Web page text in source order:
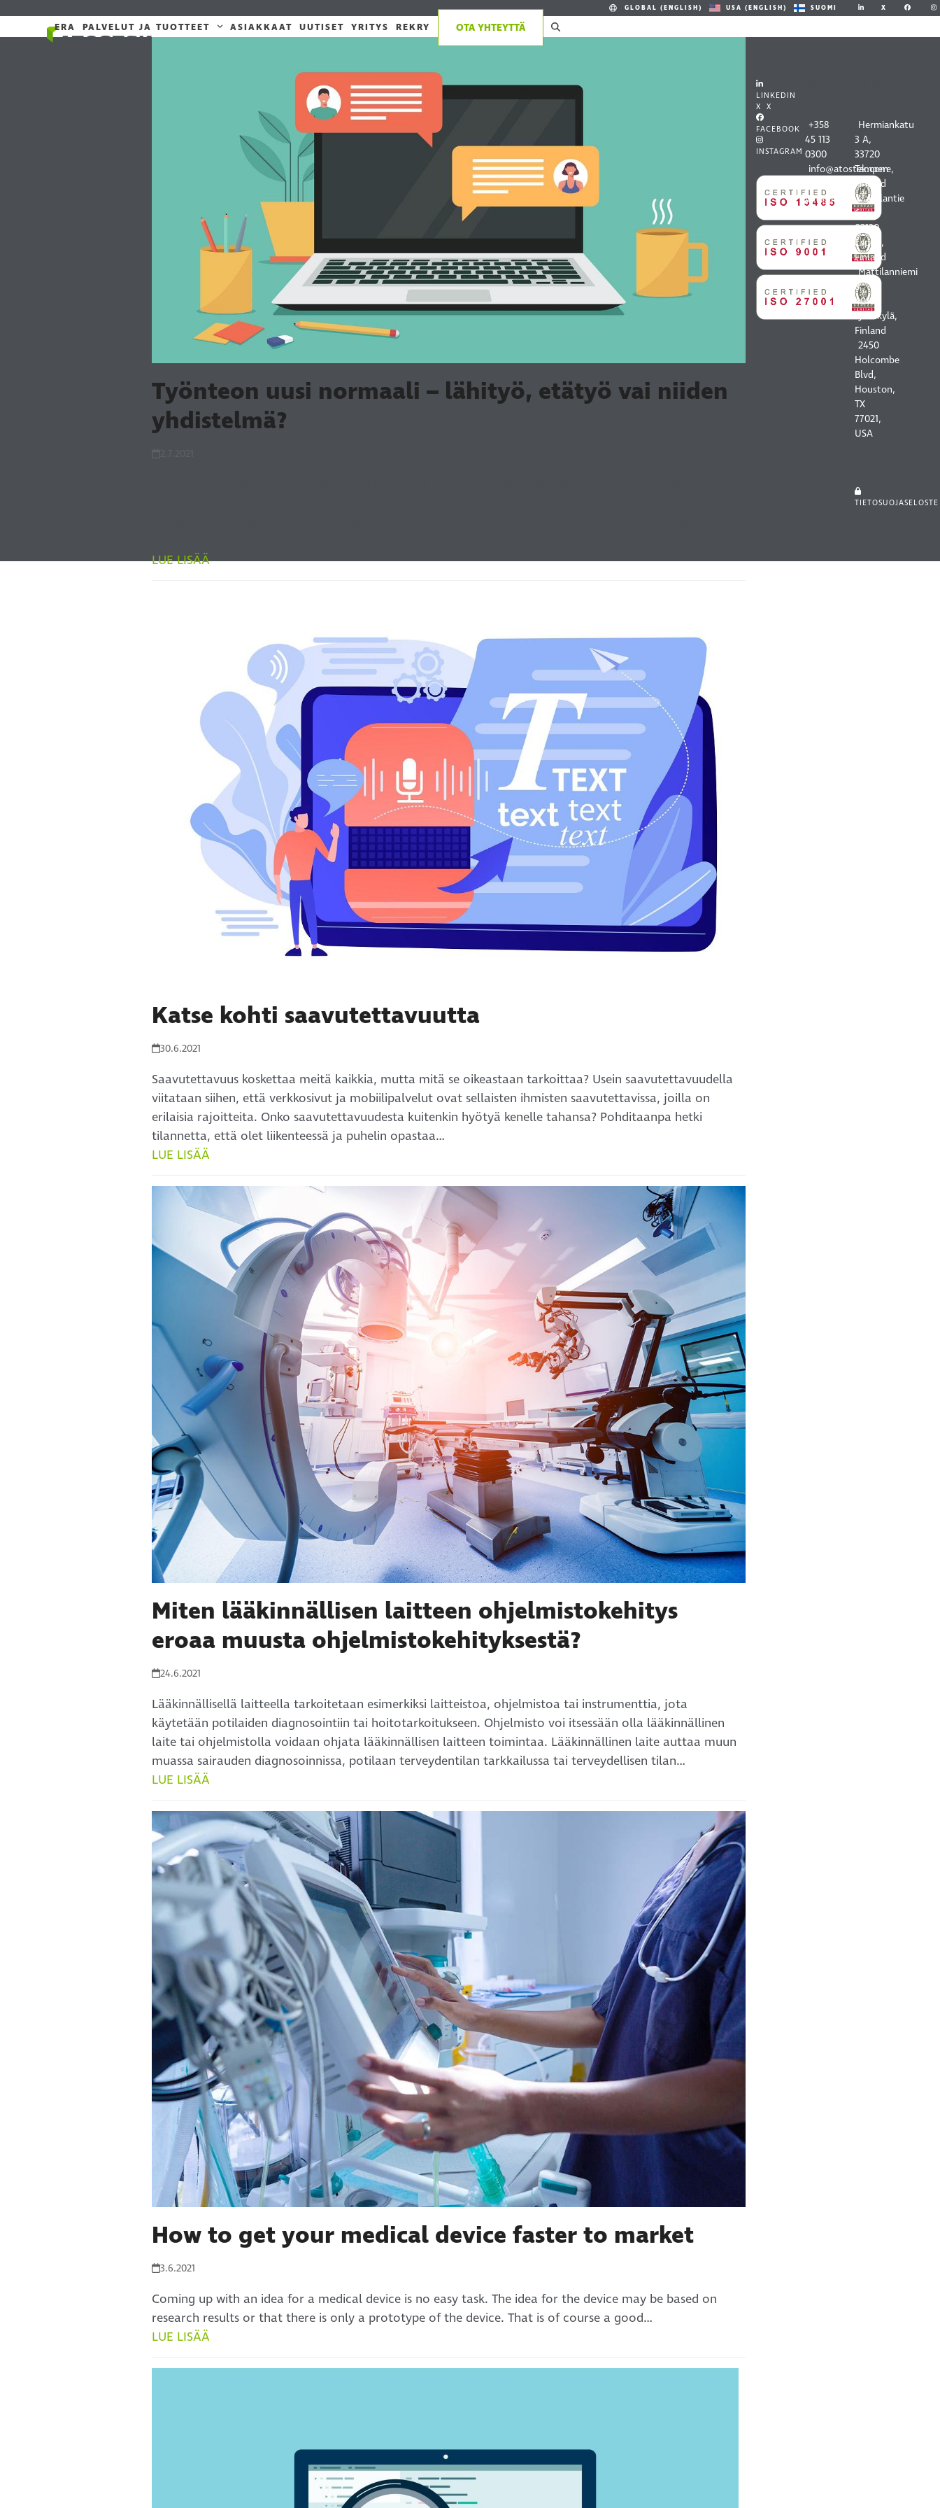
GLOBAL (ENGLISH) USA (ENGLISH) SUOMI X
ERA PALVELUT JA TUOTTEET ASIAKKAAT UUTISET YRITYS REKRY OTA YHTEYTTÄ
Työnteon uusi normaali – lähityö, etätyö vai niiden
yhdistelmä?
LUE LISÄÄ
Katse kohti saavutettavuutta
30.6.2021
Saavutettavuus koskettaa meitä kaikkia, mutta mitä se oikeastaan tarkoittaa? Usein saavutettavuudella
viitataan siihen, että verkkosivut ja mobiilipalvelut ovat sellaisten ihmisten saavutettavissa, joilla on
erilaisia rajoitteita. Onko saavutettavuudesta kuitenkin hyötyä kenelle tahansa? Pohditaanpa hetki
tilannetta, että olet liikenteessä ja puhelin opastaa…
LUE LISÄÄ
Miten lääkinnällisen laitteen ohjelmistokehitys
eroaa muusta ohjelmistokehityksestä?
24.6.2021
Lääkinnällisellä laitteella tarkoitetaan esimerkiksi laitteistoa, ohjelmistoa tai instrumenttia, jota
käytetään potilaiden diagnosointiin tai hoitotarkoitukseen. Ohjelmisto voi itsessään olla lääkinnällinen
laite tai ohjelmistolla voidaan ohjata lääkinnällisen laitteen toimintaa. Lääkinnällinen laite auttaa muun
muassa sairauden diagnosoinnissa, potilaan terveydentilan tarkkailussa tai terveydellisen tilan…
LUE LISÄÄ
How to get your medical device faster to market
3.6.2021
Coming up with an idea for a medical device is no easy task. The idea for the device may be based on
research results or that there is only a prototype of the device. That is of course a good…
LUE LISÄÄ
LINKEDIN
X X
FACEBOOK
INSTAGRAM
+358
45 113
0300
info@atostek.com
yhteystiedot
Hermiankatu
3 A,
33720
Tampere,
Finland
Vaisalantie
6,
02130
Espoo,
Finland
Mattilanniemi
8,
40100
Jyväskylä,
Finland
2450
Holcombe
Blvd,
Houston,
TX
77021,
USA
TIETOSUOJASELOSTE